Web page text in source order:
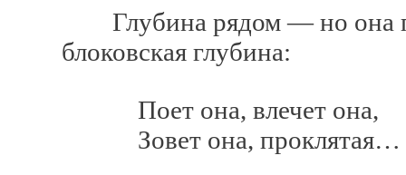
Глубина рядом — но она
блоковская глубина:
Поет она, влечет она,
Зовет она, проклятая…